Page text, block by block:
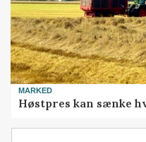
MARKED
Høstpres kan sænke